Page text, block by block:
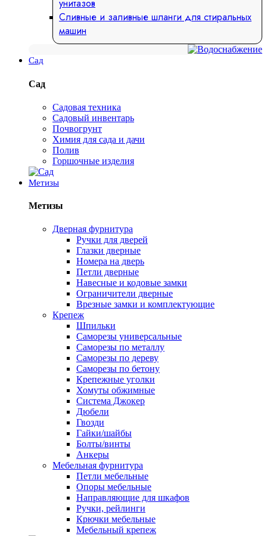
унитазов
Сливные и заливные шланги для стиральных
машин
Сад
Сад
Садовая техника
Садовый инвентарь
Почвогрунт
Химия для сада и дачи
Полив
Горшочные изделия
Метизы
Метизы
Дверная фурнитура
Ручки для дверей
Глазки дверные
Номера на дверь
Петли дверные
Навесные и кодовые замки
Ограничители дверные
Врезные замки и комплектующие
Крепеж
Шпильки
Саморезы универсальные
Саморезы по металлу
Саморезы по дереву
Саморезы по бетону
Крепежные уголки
Хомуты обжимные
Система Джокер
Дюбели
Гвозди
Гайки/шайбы
Болты/винты
Анкеры
Мебельная фурнитура
Петли мебельные
Опоры мебельные
Направляющие для шкафов
Ручки, рейлинги
Крючки мебельные
Мебельный крепеж